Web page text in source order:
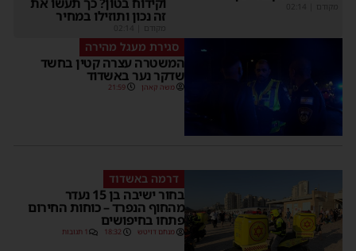
מקודם
זה נכון ותוזילו במחיר
מקודם
סגירת מעגל מהירה
המשטרה עצרה קטין בחשד
שדקר נער באשדוד
משה קאהן 21:59
דרמה באשדוד
בחור ישיבה בן 15 נעדר
מהחוף הנפרד – כוחות החירום
פתחו בחיפושים
מנחם דויטש 18:32 1 תגובות